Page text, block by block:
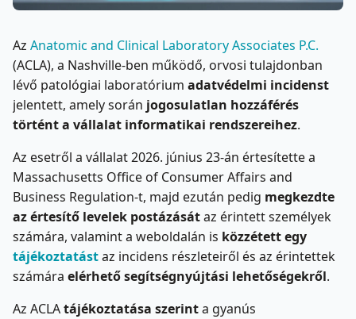
Az Anatomic and Clinical Laboratory Associates P.C.
(ACLA), a Nashville-ben működő, orvosi tulajdonban
lévő patológiai laboratórium adatvédelmi incidenst
jelentett, amely során jogosulatlan hozzáférés
történt a vállalat informatikai rendszereihez.
Az esetről a vállalat 2026. június 23-án értesítette a
Massachusetts Office of Consumer Affairs and
Business Regulation-t, majd ezután pedig megkezdte
az értesítő levelek postázásátaz érintett személyek
számára, valamint a weboldalán is közzétett egy
tájékoztatástaz incidens részleteiről és az érintettek
számára elérhető segítségnyújtási lehetőségekről.
Az ACLAtájékoztatása szerinta gyanús